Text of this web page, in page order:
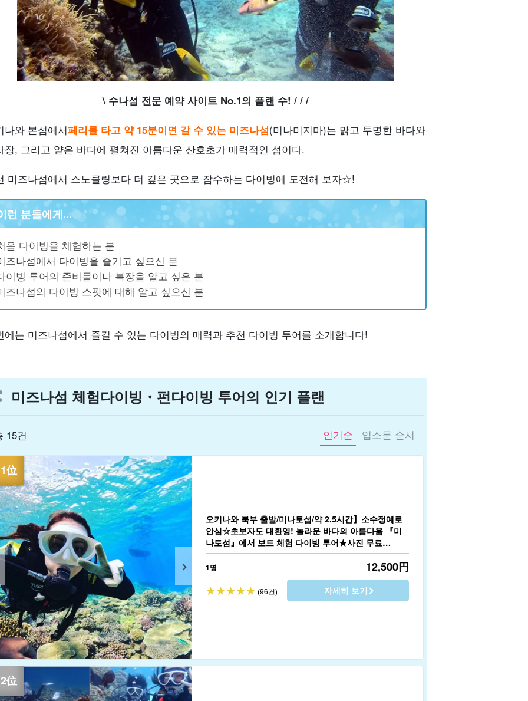
\ 수나섬 전문 예약 사이트 No.1의 플랜 수! / / /
나와 본섬에서페리를 타고 약 15분이면 갈 수 있는 미즈나섬(미나미지마)는 맑고 투명한 바다와
장, 그리고 얕은 바다에 펼쳐진 아름다운 산호초가 매력적인 섬이다.
미즈나섬에서 스노클링보다 더 깊은 곳으로 잠수하는 다이빙에 도전해 보자☆!
런 분들에게...
음 다이빙을 체험하는 분
즈나섬에서 다이빙을 즐기고 싶으신 분
이빙 투어의 준비물이나 복장을 알고 싶은 분
즈나섬의 다이빙 스팟에 대해 알고 싶으신 분
에는 미즈나섬에서 즐길 수 있는 다이빙의 매력과 추천 다이빙 투어를 소개합니다!
미즈나섬 체험다이빙・펀다이빙 투어의 인기 플랜
15건 인기순 입소문 순서
오키나와 북부 출발/미나토섬/약 2.5시간】소수정예로
안심☆초보자도 대환영! 놀라운 바다의 아름다움 『미
나토섬』에서 보트 체험 다이빙 투어★사진 무료
(No.605)
1명 12,500円
(96건) 자세히 보기